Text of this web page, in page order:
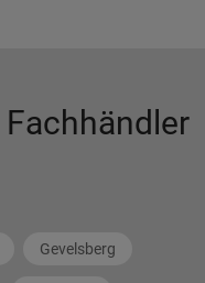
Gevelsberg